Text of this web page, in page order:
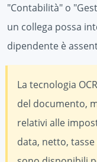
"Contabilità" o
un collega possa
dipendente è
La tecnologia
del documento,
relativi alle
data, netto,